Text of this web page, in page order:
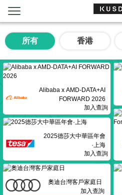
所有 香港
Alibaba x AMD-DATA+AI
FORWARD 2026
加入查詢
2025德莎大中華區年會
·上海
加入查詢
奧迪台灣客戶家庭日
加入查詢